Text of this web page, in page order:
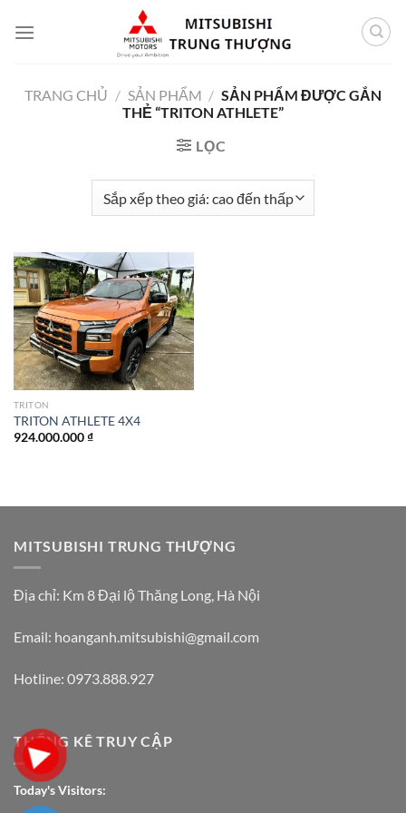
qua
TRANG CHỦ / SẢN PHẨM / SẢN PHẨM ĐƯỢC GẮN
THẺ “TRITON ATHLETE”
LỌC
TRITON
TRITON ATHLETE 4X4
924.000.000₫
MITSUBISHI TRUNG THƯỢNG
Địa chỉ: Km 8 Đại lộ Thăng Long, Hà Nội
Email: hoanganh.mitsubishi@gmail.com
Hotline: 0973.888.927
THỐNG KÊ TRUY CẬP
Today's Visitors: